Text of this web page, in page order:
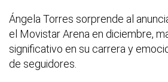
Ángela Torres sorprende al
el Movistar Arena en diciembre,
significativo en su carrera y
de seguidores.